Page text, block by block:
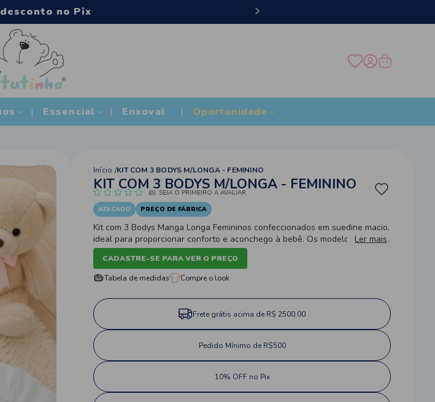
Essencial Enxoval Oportunidade
Início KIT COM 3 BODYS M/LONGA - FEMININO
KIT COM 3 BODYS M/LONGA - FEMININO
(0) SEJA O PRIMEIRO A AVALIAR
ATACADO
PREÇO DE FÁBRICA
Kit com 3 Bodys Manga Longa Femininos confeccionados em suedine macio,
ideal para proporcionar conforto e aconchego à bebê. Os modelos possuem
mangas longas, punhos nas mangas e fechamento por botões de pressão
entre as pernas, oferecendo praticidade nas trocas de fraldas. As delicadas
estampas de oncinha deixam o conjunto moderno, divertido e cheio de
charme.
Ler mais
CADASTRE-SE PARA VER O PREÇO
Tabela de medidas
Compre o look
Frete grátis acima de R$ 2500,00
Pedido Mínimo de R$500
10% OFF no Pix